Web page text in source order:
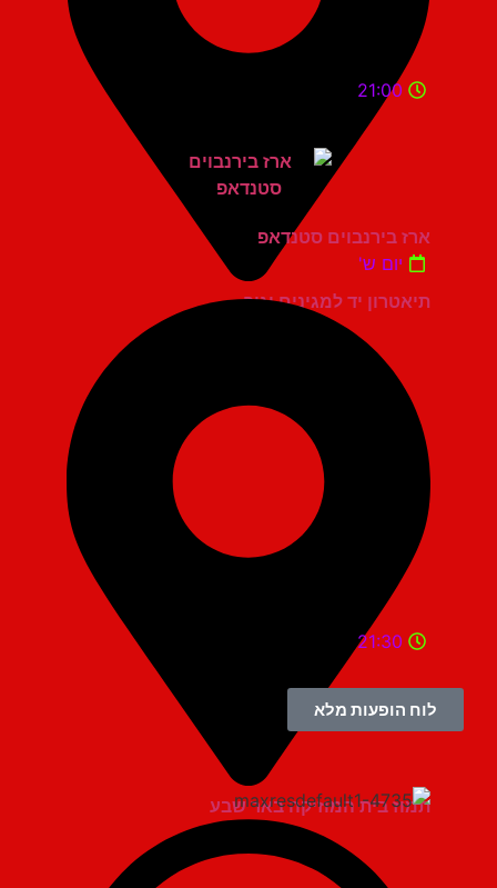
תיאטרון יד למגינים יגור
21:00
ארז בירנבוים סטנדאפ
יום ש'
תמוז בית המוזיקה באר שבע
21:30
לוח הופעות מלא